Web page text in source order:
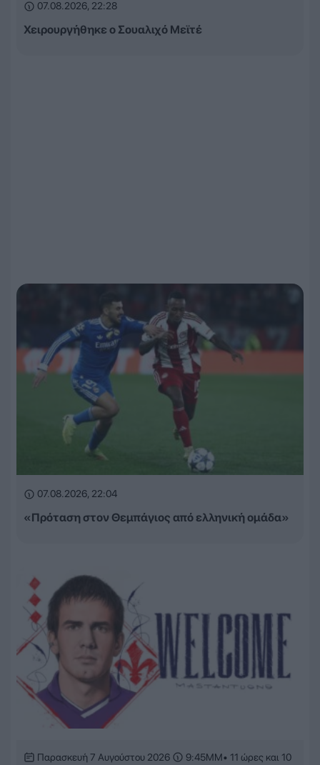
07.08.2026, 22:28
Χειρουργήθηκε ο Σουαλιχό Μεϊτέ
07.08.2026, 22:04
«Πρόταση στον Θεμπάγιος από ελληνική ομάδα»
Παρασκευή 7 Αυγούστου 2026 9:45ΜΜ• 11 ώρες και 10